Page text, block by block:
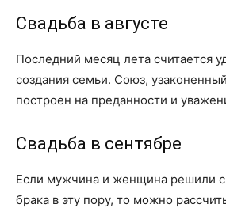
Свадьба в августе
Последний месяц лета считается
создания семьи. Союз,
построен на преданности и
Свадьба в сентябре
Если мужчина и женщина решили
брака в эту пору, то можно